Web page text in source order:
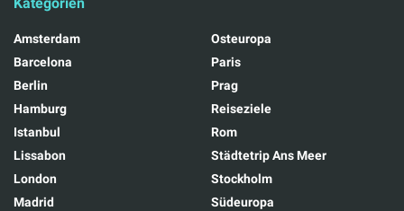
Amsterdam
Barcelona
Berlin
Hamburg
Istanbul
Lissabon
London
Madrid
Osteuropa
Paris
Prag
Reiseziele
Rom
Städtetrip Ans Meer
Stockholm
Südeuropa